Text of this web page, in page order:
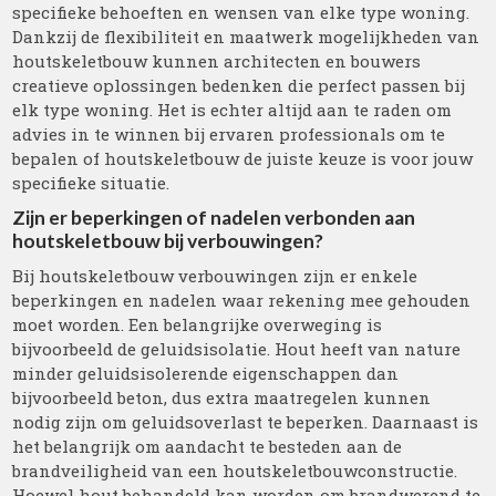
specifieke behoeften en wensen van elke type woning.
Dankzij de flexibiliteit en maatwerk mogelijkheden van
houtskeletbouw kunnen architecten en bouwers
creatieve oplossingen bedenken die perfect passen bij
elk type woning. Het is echter altijd aan te raden om
advies in te winnen bij ervaren professionals om te
bepalen of houtskeletbouw de juiste keuze is voor jouw
specifieke situatie.
Zijn er beperkingen of nadelen verbonden aan
houtskeletbouw bij verbouwingen?
Bij houtskeletbouw verbouwingen zijn er enkele
beperkingen en nadelen waar rekening mee gehouden
moet worden. Een belangrijke overweging is
bijvoorbeeld de geluidsisolatie. Hout heeft van nature
minder geluidsisolerende eigenschappen dan
bijvoorbeeld beton, dus extra maatregelen kunnen
nodig zijn om geluidsoverlast te beperken. Daarnaast is
het belangrijk om aandacht te besteden aan de
brandveiligheid van een houtskeletbouwconstructie.